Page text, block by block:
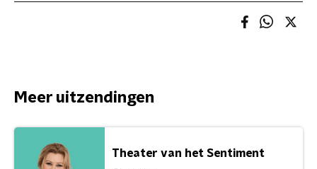
Meer uitzendingen
Theater van het Sentiment